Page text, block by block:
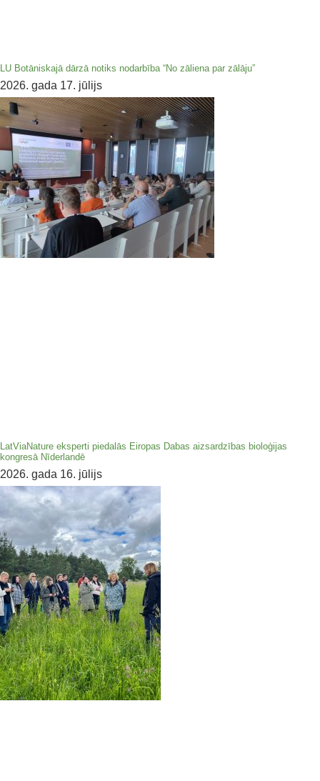
LU Botāniskajā dārzā notiks nodarbība “No zāliena par zālāju”
2026. gada 17. jūlijs
LatViaNature eksperti piedalās Eiropas Dabas aizsardzības bioloģijas
kongresā Nīderlandē
2026. gada 16. jūlijs